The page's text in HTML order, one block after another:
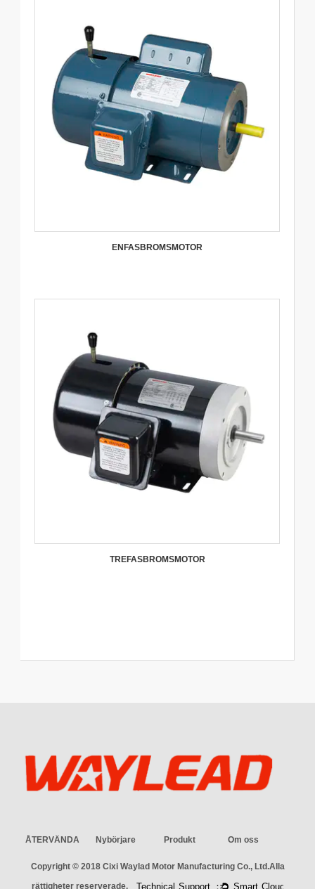
ENFASBROMSMOTOR
TREFASBROMSMOTOR
ÅTERVÄNDA Nybörjare Produkt Om oss
Copyright © 2018 Cixi Waylad Motor Manufacturing Co., Ltd.Alla
rättigheter reserverade.